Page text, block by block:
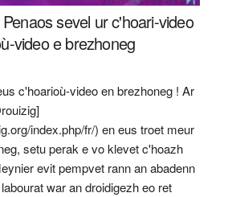
sevel ur c'hoari-video
video e brezhoneg
c'hoarioù-video en brezhoneg ! Ar
index.php/fr/) en eus troet meur
setu perak e vo klevet c'hoazh
evit pempvet rann an abadenn
war an droidigezh eo ret